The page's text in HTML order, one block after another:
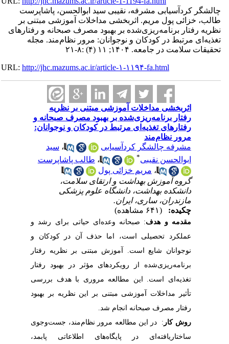
چالشگر کردآسیابی مشرفه، نقیبی سید ابوالحسن، پاشاپرست
طالب، خزائی پول مریم. اثربخشی مداخلات آموزشی مبتنی بر
نظریه رفتار برنامه‌ریزی‌شده بر بهبود مصرف صبحانه و رفتارهای
تغذیه‌ای مرتبط در کودکان و نوجوانان: مرور نظام‌مند. مجله
تحقیقات سلامت در جامعه. ۱۴۰۴; ۱۱ (۴) :۸-۲۱
URL:http://jhc.mazums.ac.ir/article-۱-۱۱۹۴-fa.html
اثربخشی مداخلات آموزشی مبتنی بر نظریه
رفتار برنامه‌ریزی‌شده بر بهبود مصرف صبحانه و
رفتارهای تغذیه‌ای مرتبط در کودکان و نوجوانان:
مرور نظام‌مند
مشرفه چالشگر کردآسیابی
،سید
ابوالحسن نقیبی
،طالب پاشاپرست
،مریم خزائی پول
گروه آموزش بهداشت و ارتقای سلامت،
دانشکده بهداشت، دانشگاه علوم پزشکی
مازندران، ساری، ایران.
چکیده:
مقدمه و هدف: صبحانه وعده‌ای حیاتی برای رشد و
عملکرد تحصیلی است، اما حذف آن در کودکان و
نوجوانان شایع است. آموزش مبتنی بر نظریه رفتار
برنامه‌ریزی‌شده از رویکردهای مؤثر در بهبود رفتار
تغذیه‌ای است. این مطالعه مروری با هدف بررسی
تأثیر مداخلات آموزشی مبتنی بر این نظریه بر بهبود
رفتار مصرف صبحانه انجام شد.
روش کار: در این مطالعه مرور نظام‌مند، جست‌وجوی
ساختاریافته‌ای در پایگاه‌های اطلاعاتی پابمد،